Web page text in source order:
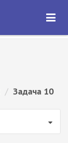
ОТКРЫТЬ
/ Задача 10